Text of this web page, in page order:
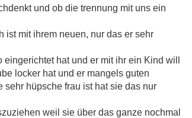
und ob die trennung mit uns ein
ist mit ihrem neuen, nur das er sehr
hat und er mit ihr ein Kind will
locker hat und er mangels guten
hüpsche frau ist hat sie das nur
weil sie über das ganze nochmal